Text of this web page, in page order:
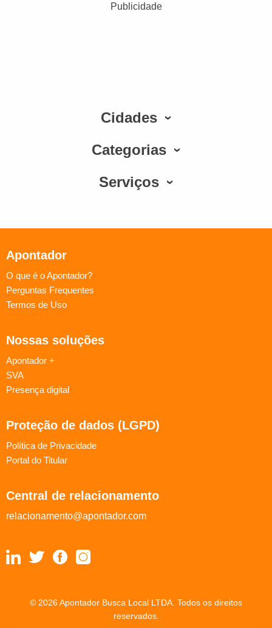
Publicidade
Cidades
Categorias
Serviços
Apontador
O que é o Apontador?
Perguntas Frequentes
Termos de Uso
Nossas soluções
Apontador +
SVA
Presença digital
Proteção de dados (LGPD)
Política de Privacidade
Portal do Titular
Central de relacionamento
relacionamento@apontador.com
© 2026 Apontador Busca Local LTDA. Todos os direitos
reservados.